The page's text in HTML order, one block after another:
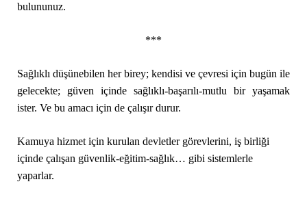
bulununuz.
***
Sağlıklı düşünebilen her birey; kendisi ve çevresi için bugün ile
gelecekte; güven içinde sağlıklı-başarılı-mutlu bir yaşamak
ister. Ve bu amacı için de çalışır durur.
Kamuya hizmet için kurulan devletler görevlerini, iş birliği
içinde çalışan güvenlik-eğitim-sağlık… gibi sistemlerle
yaparlar.